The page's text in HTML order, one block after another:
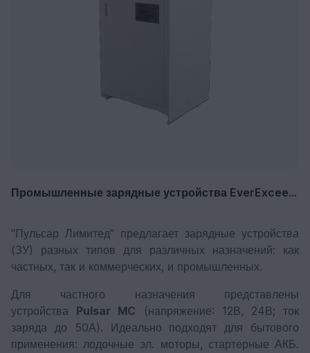
Промышленные зарядные устройства EverExceed uXcel и uXcel Ultra
"Пульсар Лимитед" предлагает зарядные устройства
(ЗУ) разных типов для различных назначений: как
частных, так и коммерческих, и промышленных.
Для частного назначения представлены
устройства Pulsar MC (напряжение: 12В, 24В; ток
заряда до 50А). Идеально подходят для бытового
применения: лодочные эл. моторы, стартерные АКБ.